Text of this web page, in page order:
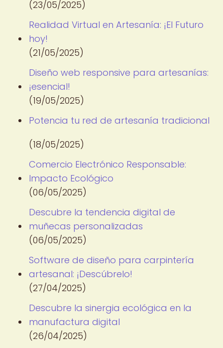
(23/05/2025)
Realidad Virtual en Artesanía: ¡El Futuro
hoy!
(21/05/2025)
Diseño web responsive para artesanías:
¡esencial!
(19/05/2025)
Potencia tu red de artesanía tradicional
(18/05/2025)
Comercio Electrónico Responsable:
Impacto Ecológico
(06/05/2025)
Descubre la tendencia digital de
muñecas personalizadas
(06/05/2025)
Software de diseño para carpintería
artesanal: ¡Descúbrelo!
(27/04/2025)
Descubre la sinergia ecológica en la
manufactura digital
(26/04/2025)